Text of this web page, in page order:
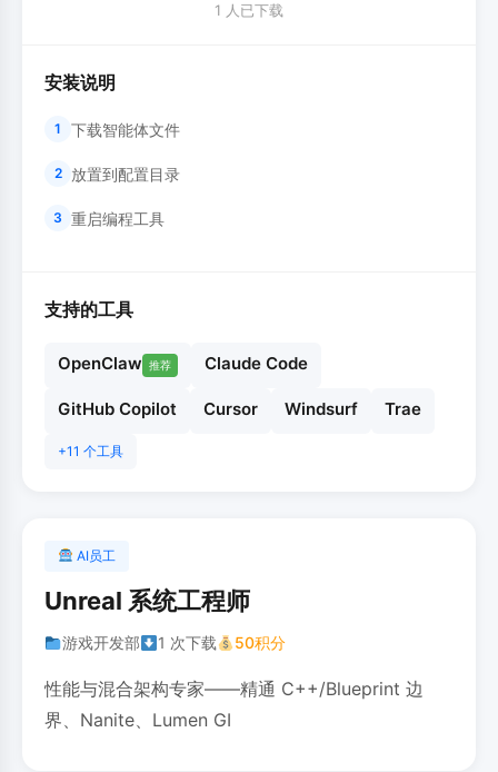
AI员工
Unreal 系统工程师
游戏开发部 1 次下载 50积分
性能与混合架构专家——精通 C++/Blueprint 边
界、Nanite、Lumen GI
1 人已下载
安装说明
1 下载智能体文件
2 放置到配置目录
3 重启编程工具
支持的工具
OpenClaw 推荐 Claude Code
GitHub Copilot Cursor Windsurf Trae
+11 个工具